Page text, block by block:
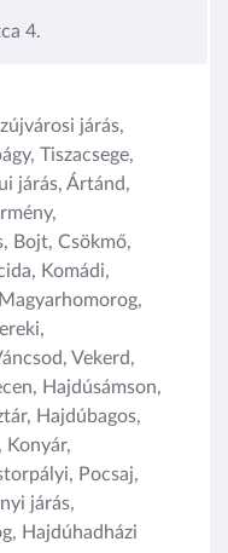
4.
járás,
Tiszacsege,
járás, Ártánd,
Bojt, Csökmő,
Komádi,
Vekerd,
Hajdúsámson,
Hajdúbagos,
Konyár,
Pocsaj,
járás,
Hajdúhadházi